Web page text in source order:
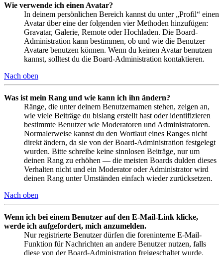
Wie verwende ich einen Avatar?
In deinem persönlichen Bereich kannst du unter „Profil“ einen
Avatar über eine der folgenden vier Methoden hinzufügen:
Gravatar, Galerie, Remote oder Hochladen. Die Board-
Administration kann bestimmen, ob und wie die Benutzer
Avatare benutzen können. Wenn du keinen Avatar benutzen
kannst, solltest du die Board-Administration kontaktieren.
Nach oben
Was ist mein Rang und wie kann ich ihn ändern?
Ränge, die unter deinem Benutzernamen stehen, zeigen an,
wie viele Beiträge du bislang erstellt hast oder identifizieren
bestimmte Benutzer wie Moderatoren und Administratoren.
Normalerweise kannst du den Wortlaut eines Ranges nicht
direkt ändern, da sie von der Board-Administration festgelegt
wurden. Bitte schreibe keine sinnlosen Beiträge, nur um
deinen Rang zu erhöhen — die meisten Boards dulden dieses
Verhalten nicht und ein Moderator oder Administrator wird
deinen Rang unter Umständen einfach wieder zurücksetzen.
Nach oben
Wenn ich bei einem Benutzer auf den E-Mail-Link klicke,
werde ich aufgefordert, mich anzumelden.
Nur registrierte Benutzer dürfen die foreninterne E-Mail-
Funktion für Nachrichten an andere Benutzer nutzen, falls
diese von der Board-Administration freigeschaltet wurde.